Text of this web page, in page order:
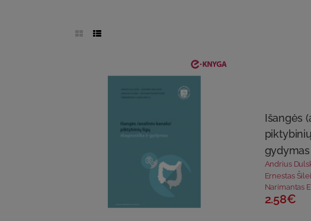
Išangės
gydymas
Andrius
Ernestas
Narimantas
2.58€